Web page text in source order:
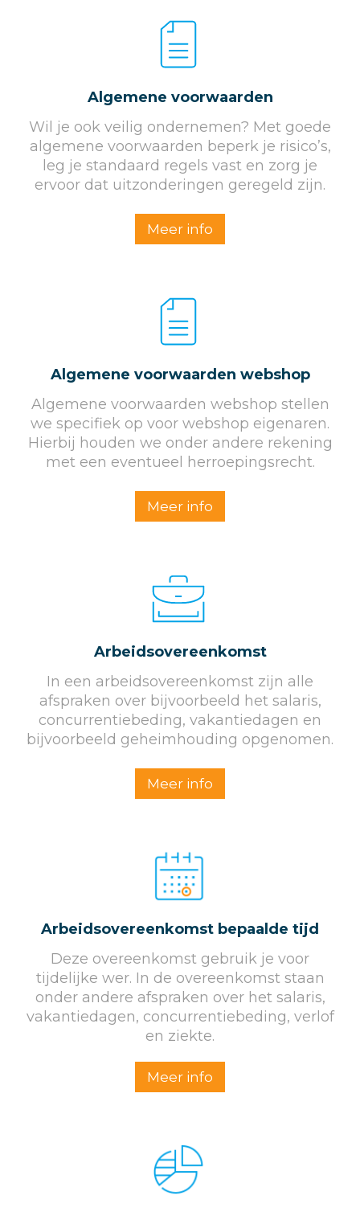
Algemene voorwaarden
Wil je ook veilig ondernemen? Met goede
algemene voorwaarden beperk je risico’s,
leg je standaard regels vast en zorg je
ervoor dat uitzonderingen geregeld zijn.
Meer info
Algemene voorwaarden webshop
Algemene voorwaarden webshop stellen
we specifiek op voor webshop eigenaren.
Hierbij houden we onder andere rekening
met een eventueel herroepingsrecht.
Meer info
Arbeidsovereenkomst
In een arbeidsovereenkomst zijn alle
afspraken over bijvoorbeeld het salaris,
concurrentiebeding, vakantiedagen en
bijvoorbeeld geheimhouding opgenomen.
Meer info
Arbeidsovereenkomst bepaalde tijd
Deze overeenkomst gebruik je voor
tijdelijke wer. In de overeenkomst staan
onder andere afspraken over het salaris,
vakantiedagen, concurrentiebeding, verlof
en ziekte.
Meer info